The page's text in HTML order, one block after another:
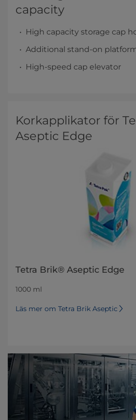
capacity
High capacity storage cap
Additional stand-on
High-speed cap elevator
Korkapplikator för
Aseptic Edge
Tetra Brik® Aseptic Edge
1000 ml
Läs mer om Tetra Brik Aseptic